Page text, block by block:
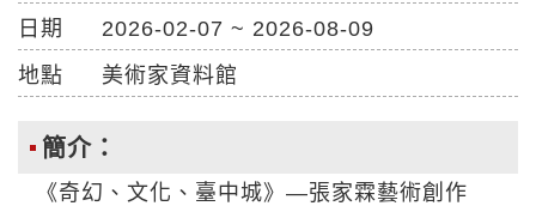
日期
2026-02-07 ~ 2026-08-09
地點
美術家資料館
簡介：
《奇幻、文化、臺中城》—張家霖藝術創作